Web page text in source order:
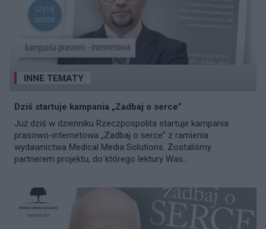
INNE TEMATY
Dziś startuje kampania „Zadbaj o serce”
Już dziś w dzienniku Rzeczpospolita startuje kampania
prasowo-internetowa „Zadbaj o serce” z ramienia
wydawnictwa Medical Media Solutions. Zostaliśmy
partnerem projektu, do którego lektury Was...